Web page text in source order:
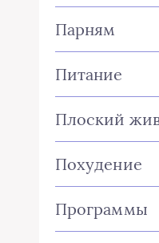
Парням
Питание
Плоский
Похудение
Программы